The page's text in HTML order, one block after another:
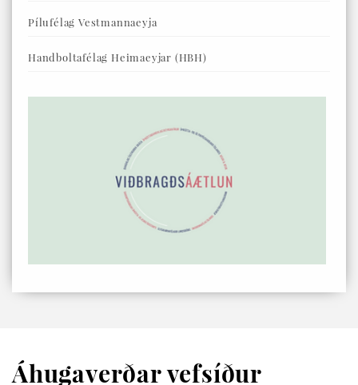
Pílufélag Vestmannaeyja
Handboltafélag Heimaeyjar (HBH)
Áhugaverðar vefsíður